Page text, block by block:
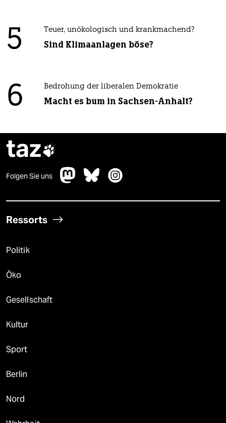
5 Teuer, unökologisch und krankmachend?
Sind Klimaanlagen böse?
6 Bedrohung der liberalen Demokratie
Macht es bum in Sachsen-Anhalt?
taz
Folgen Sie uns
Ressorts
Politik
Öko
Gesellschaft
Kultur
Sport
Berlin
Nord